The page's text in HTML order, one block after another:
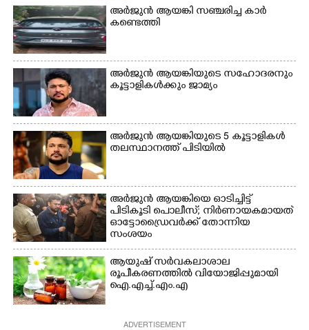
വസ്ത്രങ്ങൾ
ഉണക്കാനിട്ടിരിക്കുന്ന
ഗോൾപോസ്റ്റിന് മുന്നിൽ
ഫുട്ബോൾ കളികളിൽ
ഏർപ്പെട്ടിരിക്കുന്ന
കുട്ടികൾ
ക്യാമ്പിലെത്തിയവർ മഴ
ഉണക്കാനിടുന്ന കാഴ്ച.
അർജുൻ ആയങ്കി സഞ്ചരിച്ച കാർ
കണ്ടെത്തി
അർജുൻ ആയങ്കിയുടെ സഹോദരനും
കൂട്ടാളികൾക്കും ജാമ്യം
അർജുൻ ആയങ്കിയുടെ 5 കൂട്ടാളികൾ
തലസ്ഥാനത്ത് പിടിയിൽ
അർജുൻ ആയങ്കിയെ ഓടിച്ചിട്ട്
പിടികൂടി പൊലീസ്; നിർണായകമായത്
ഓട്ടോഡ്രൈവർക്ക് തോന്നിയ
സംശയം
ആയുഷ് സർവകലാശാല
രൂപീകരണത്തിൽ വിയോജിപ്പുമായി
ഐ.എച്ച്.എം.എ
ADVERTISEMENT